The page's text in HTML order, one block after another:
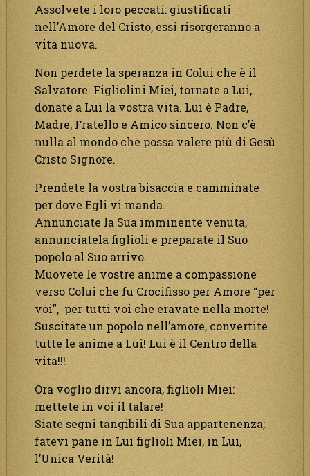
Assolvete i loro peccati: giustificati
nell’Amore del Cristo, essi risorgeranno a
vita nuova.
Non perdete la speranza in Colui che è il
Salvatore. Figliolini Miei, tornate a Lui,
donate a Lui la vostra vita. Lui è Padre,
Madre, Fratello e Amico sincero. Non c’è
nulla al mondo che possa valere più di Gesù
Cristo Signore.
Prendete la vostra bisaccia e camminate
per dove Egli vi manda.
Annunciate la Sua imminente venuta,
annunciatela figlioli e preparate il Suo
popolo al Suo arrivo.
Muovete le vostre anime a compassione
verso Colui che fu Crocifisso per Amore “per
voi”, per tutti voi che eravate nella morte!
Suscitate un popolo nell’amore, convertite
tutte le anime a Lui! Lui è il Centro della
vita!!!
Ora voglio dirvi ancora, figlioli Miei:
mettete in voi il talare!
Siate segni tangibili di Sua appartenenza;
fatevi pane in Lui figlioli Miei, in Lui,
l’Unica Verità!